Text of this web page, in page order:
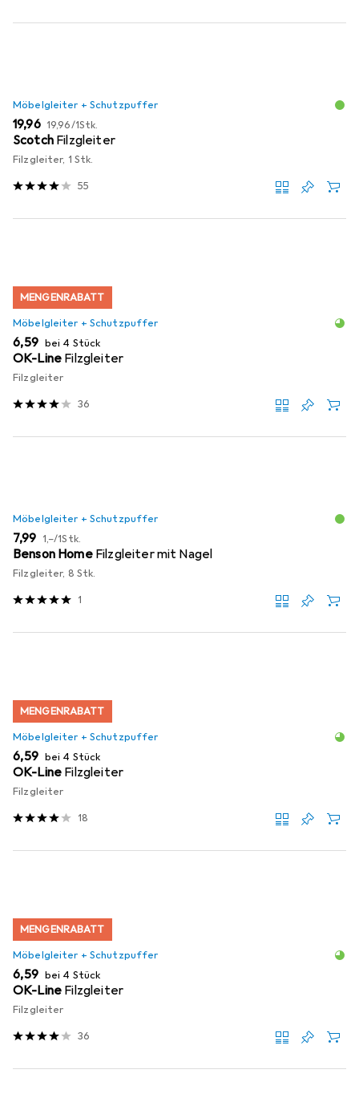
Möbelgleiter + Schutzpuffer
EUR
19,96 EUR
19,96/1Stk.
Scotch Filzgleiter
Filzgleiter, 1 Stk.
55
MENGENRABATT
Möbelgleiter + Schutzpuffer
EUR
6,59 bei 4 Stück
OK-Line Filzgleiter
Filzgleiter
36
Möbelgleiter + Schutzpuffer
EUR
7,99 EUR
1,–/1Stk.
Benson Home Filzgleiter mit Nagel
Filzgleiter, 8 Stk.
1
MENGENRABATT
Möbelgleiter + Schutzpuffer
EUR
6,59 bei 4 Stück
OK-Line Filzgleiter
Filzgleiter
18
MENGENRABATT
Möbelgleiter + Schutzpuffer
EUR
6,59 bei 4 Stück
OK-Line Filzgleiter
Filzgleiter
36